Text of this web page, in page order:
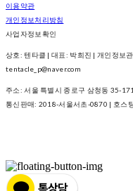
이용약관
개인정보처리방침
사업자정보확인
상호: 텐타클 | 대표: 박희진 | 개인정보
tentacle_p@naver.com
주소: 서울 특별시 종로구 삼청동 35-
통신판매: 2018-서울서초-0870 | 호스